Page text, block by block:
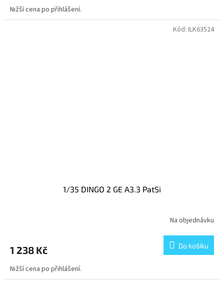
Nižší cena po přihlášení.
1/35 DINGO 2 GE A3.3 PatSi
Na objednávku
1 238 Kč Do košíku
Nižší cena po přihlášení.
Kód: ILK63524